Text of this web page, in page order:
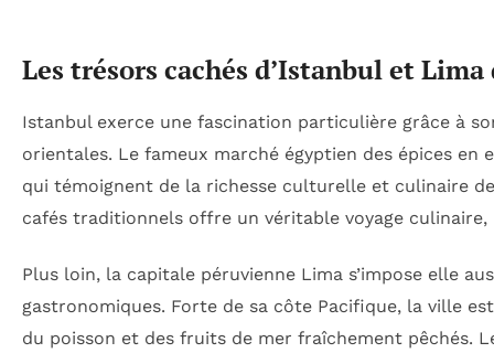
Les trésors cachés d’Istanbul et
Istanbul exerce une fascination particulière grâce à
orientales. Le fameux marché égyptien des épices en
qui témoignent de la richesse culturelle et culinaire
cafés traditionnels offre un véritable voyage culinaire,
Plus loin, la capitale péruvienne Lima s’impose elle
gastronomiques. Forte de sa côte Pacifique, la ville
du poisson et des fruits de mer fraîchement pêchés.